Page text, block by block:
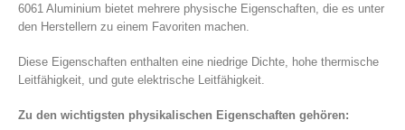
6061 Aluminium bietet mehrere physische Eigenschaften, die es unter
den Herstellern zu einem Favoriten machen.
Diese Eigenschaften enthalten eine niedrige Dichte, hohe thermische
Leitfähigkeit, und gute elektrische Leitfähigkeit.
Zu den wichtigsten physikalischen Eigenschaften gehören: